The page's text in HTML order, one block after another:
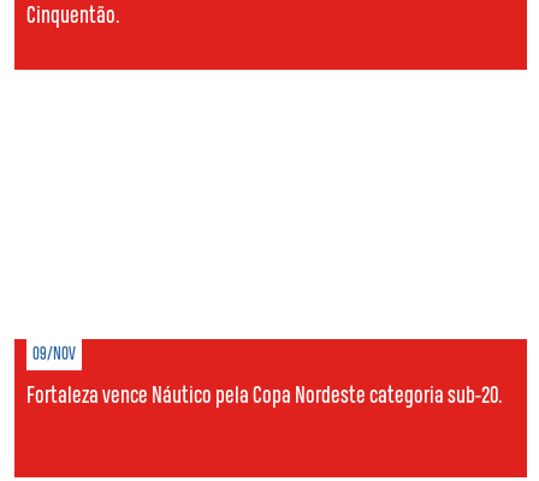
Cinquentão.
09/NOV
Fortaleza vence Náutico pela Copa Nordeste categoria sub-20.